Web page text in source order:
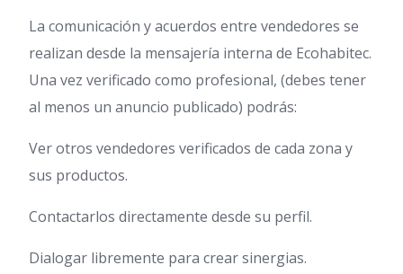
La comunicación y acuerdos entre vendedores se
realizan desde la mensajería interna de Ecohabitec.
Una vez verificado como profesional, (debes tener
al menos un anuncio publicado) podrás:
Ver otros vendedores verificados de cada zona y
sus productos.
Contactarlos directamente desde su perfil.
Dialogar libremente para crear sinergias.